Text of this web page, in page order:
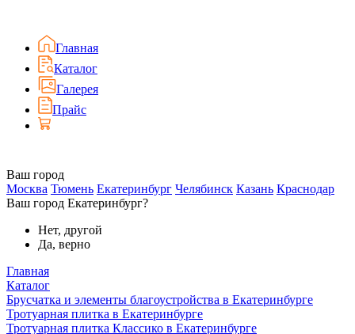
Главная
Каталог
Галерея
Прайс
Ваш город
Москва Тюмень Екатеринбург Челябинск Казань Краснодар
Ваш город Екатеринбург?
Нет, другой
Да, верно
Главная
Каталог
Брусчатка и элементы благоустройства в Екатеринбурге
Тротуарная плитка в Екатеринбурге
Тротуарная плитка Классико в Екатеринбурге